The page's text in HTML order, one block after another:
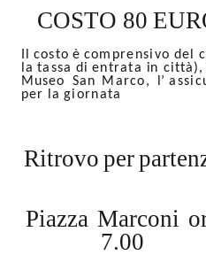
COSTO 80
Il costo è comprensivo del
la tassa di entrata in città),
Museo San Marco, l’
per lagiornata
Ritrovo per
Piazza Marconi
7.00